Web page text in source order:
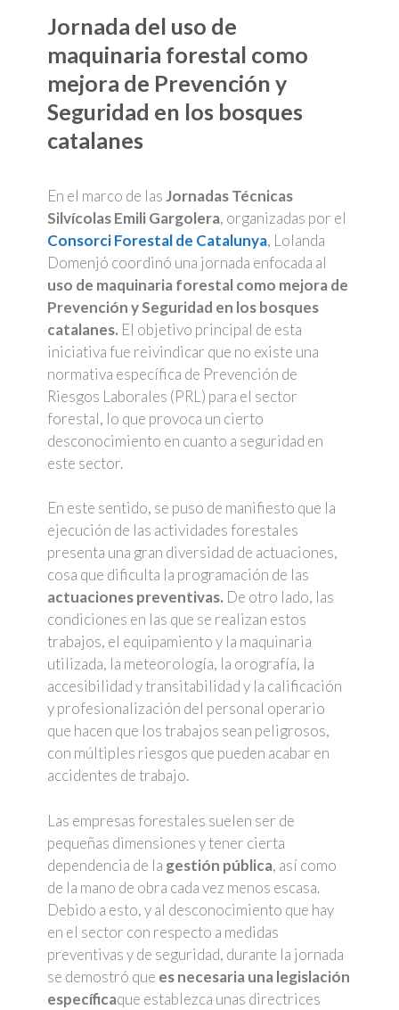
Jornada del uso de
maquinaria forestal como
mejora de Prevención y
Seguridad en los bosques
catalanes
En el marco de lasJornadas Técnicas
Silvícolas Emili Gargolera, organizadas por el
Consorci Forestal de Catalunya, Lolanda
Domenjó coordinó una jornada enfocada al
uso de maquinaria forestal como mejora de
Prevención y Seguridad en los bosques
catalanes. El objetivo principal de esta
iniciativa fue reivindicar que no existe una
normativa específica de Prevención de
Riesgos Laborales (PRL) para el sector
forestal, lo que provoca un cierto
desconocimiento en cuanto a seguridad en
este sector.
En este sentido, se puso de manifiesto que la
ejecución de las actividades forestales
presenta una gran diversidad de actuaciones,
cosa que dificulta la programación de las
actuaciones preventivas. De otro lado, las
condiciones en las que se realizan estos
trabajos, el equipamiento y la maquinaria
utilizada, la meteorología, la orografía, la
accesibilidad y transitabilidad y la calificación
y profesionalización del personal operario
que hacen que los trabajos sean peligrosos,
con múltiples riesgos que pueden acabar en
accidentes de trabajo.
Las empresas forestales suelen ser de
pequeñas dimensiones y tener cierta
dependencia de la gestión pública, así como
de la mano de obra cada vez menos escasa.
Debido a esto, y al desconocimiento que hay
en el sector con respecto a medidas
preventivas y de seguridad, durante la jornada
se demostró que es necesaria una legislación
específicaque establezca unas directrices